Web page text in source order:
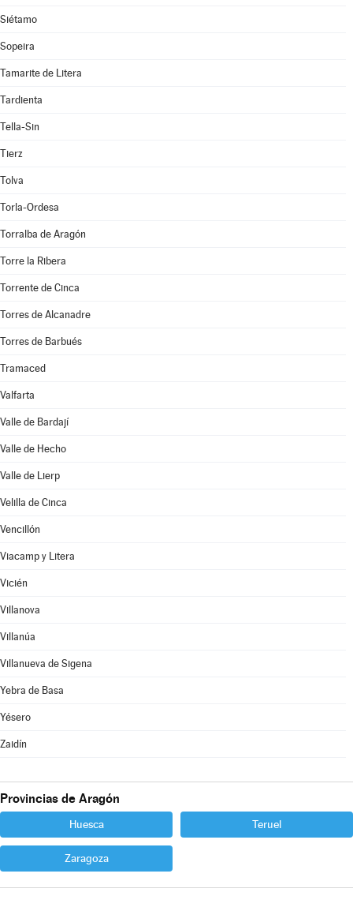
Siétamo
Sopeira
Tamarite de Litera
Tardienta
Tella-Sin
Tierz
Tolva
Torla-Ordesa
Torralba de Aragón
Torre la Ribera
Torrente de Cinca
Torres de Alcanadre
Torres de Barbués
Tramaced
Valfarta
Valle de Bardají
Valle de Hecho
Valle de Lierp
Velilla de Cinca
Vencillón
Viacamp y Litera
Vicién
Villanova
Villanúa
Villanueva de Sigena
Yebra de Basa
Yésero
Zaidín
Provincias de Aragón
Huesca Teruel
Zaragoza